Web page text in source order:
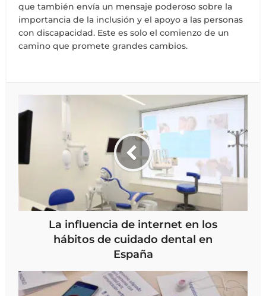
que también envía un mensaje poderoso sobre la
importancia de la inclusión y el apoyo a las personas
con discapacidad. Este es solo el comienzo de un
camino que promete grandes cambios.
La influencia de internet en los
hábitos de cuidado dental en
España